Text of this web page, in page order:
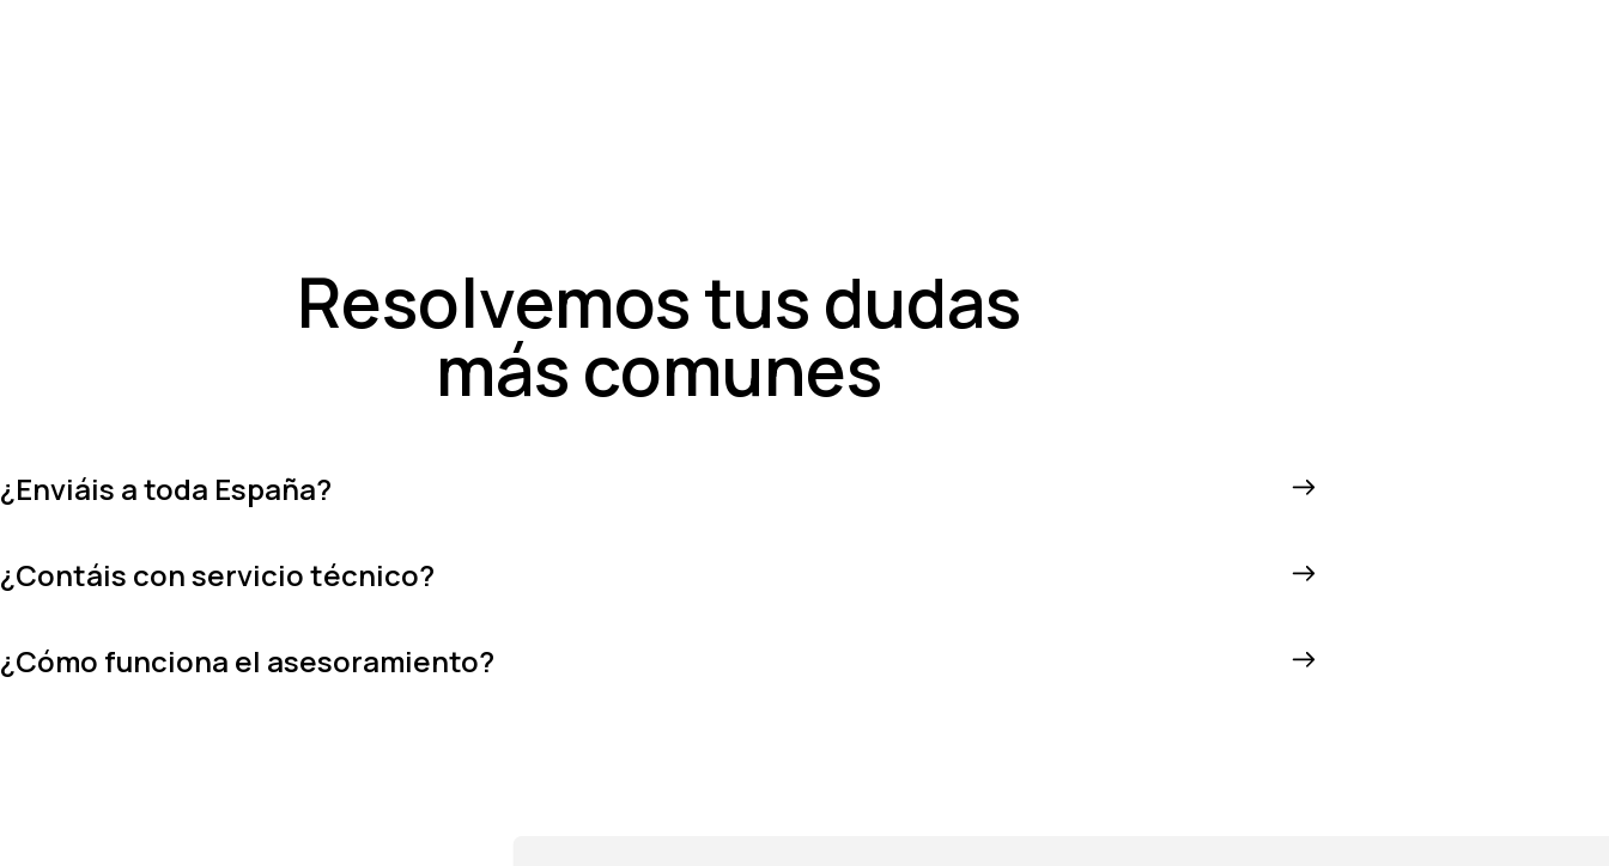
Resolvemos tus dudas
más comunes
¿Enviáis a toda España?
¿Contáis con servicio técnico?
¿Cómo funciona el asesoramiento?